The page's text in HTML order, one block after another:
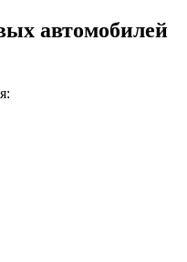
автомобилей